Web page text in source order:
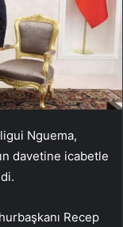
Nguema,
davetine icabetle
Recep